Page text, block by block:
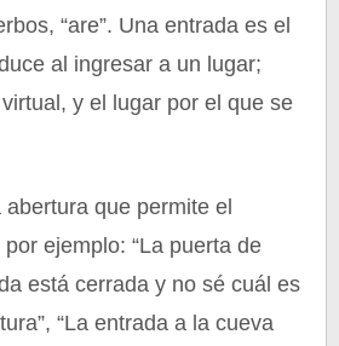
“are”. Una entrada es el
al ingresar a un lugar;
y el lugar por el que se
que permite el
ejemplo: “La puerta de
está cerrada y no sé cuál es
“La entrada a la cueva